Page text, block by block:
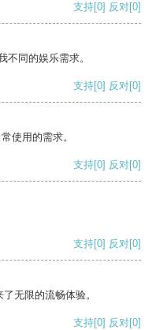
支持[0] 反对[0]
不同的娱乐需求。
支持[0] 反对[0]
使用的需求。
支持[0] 反对[0]
支持[0] 反对[0]
无限的流畅体验。
支持[0] 反对[0]